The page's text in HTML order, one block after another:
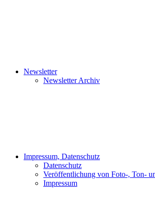
Newsletter
Newsletter Archiv
Impressum, Datenschutz
Datenschutz
Veröffentlichung von Foto-, Ton-
Impressum